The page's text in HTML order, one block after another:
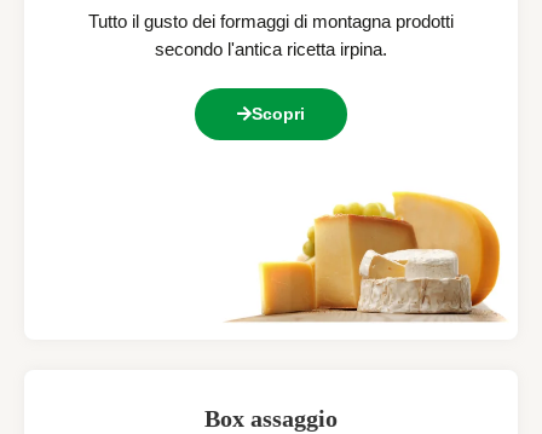
Tutto il gusto dei formaggi di montagna prodotti
secondo l'antica ricetta irpina.
Scopri
Box assaggio